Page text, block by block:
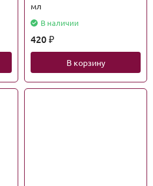
мл
В наличии
420 ₽
В корзину